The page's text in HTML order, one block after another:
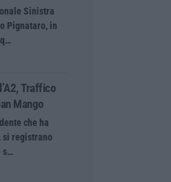
Sinistra
Pignataro, in
Traffico
Mango
che ha
registrano
s…